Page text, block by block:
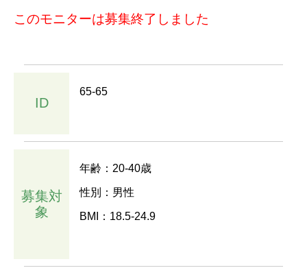
このモニターは募集終了しました
ID
65-65
募集対
象
年齢：20-40歳
性別：男性
BMI：18.5-24.9